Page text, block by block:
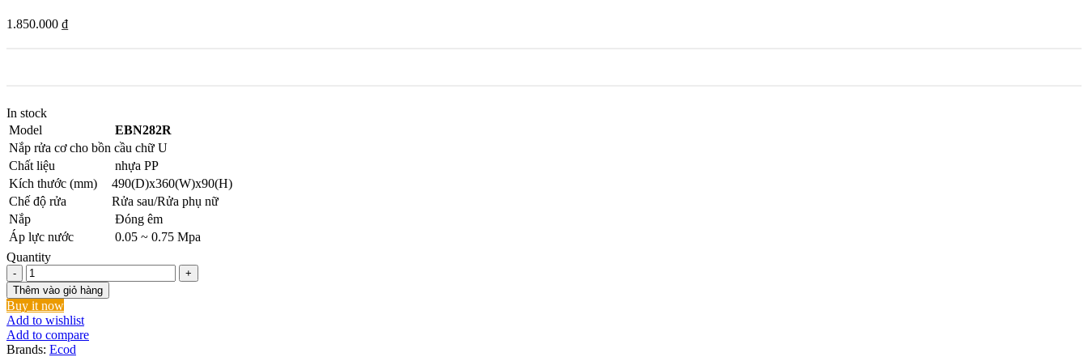
1.850.000 ₫
In stock
Model
EBN282R
Nắp rửa cơ cho bồn cầu chữ U
Chất liệu
nhựa PP
Kích thước (mm)
490(D)x360(W)x90(H)
Chế độ rửa
Rửa sau/Rửa phụ nữ
Nắp
Đóng êm
Áp lực nước
0.05 ~ 0.75 Mpa
Quantity
Nắp
rửa
cơ
EBN559R
số
lượng
Thêm vào giỏ hàng
Buy it now
Add to wishlist
Add to compare
Brands: Ecod